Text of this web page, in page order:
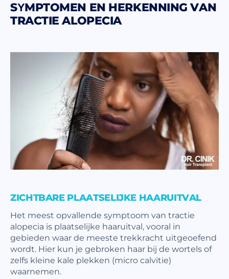
SYMPTOMEN EN HERKENNING VAN
TRACTIE ALOPECIA
ZICHTBARE PLAATSELIJKE HAARUITVAL
Het meest opvallende symptoom van tractie
alopecia is plaatselijke haaruitval, vooral in
gebieden waar de meeste trekkracht uitgeoefend
wordt. Hier kun je gebroken haar bij de wortels of
zelfs kleine kale plekken (micro calvitie)
waarnemen.